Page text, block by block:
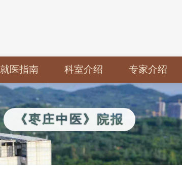
就医指南
预约挂号
出诊安排
住院须知
就诊流程
科室介绍 专家介绍
北京专家
返聘专家
本院专家
《枣庄中医》院报